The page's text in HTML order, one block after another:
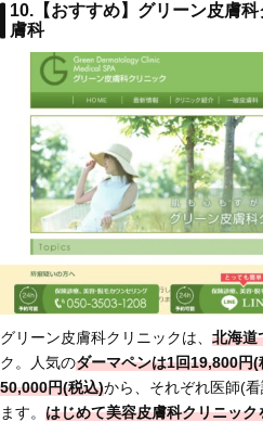
10.【おすすめ】グリーン皮膚
膚科
グリーン皮膚科クリニックは、 北海道
ク。人気のダーマペンは1回19,800円
50,000円(税込)から、それぞれ医師(
ます。 はじめて美容皮膚科クリニッ